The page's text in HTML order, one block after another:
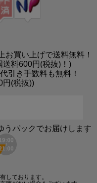
お買い上げで送料無料！
送料600円(税抜)！)
引き手数料も無料！
円(税抜))
うパックでお届けします
しております。